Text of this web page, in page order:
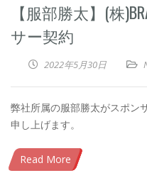
【服部勝太】(株
サー契約
2022年5月30日
弊社所属の服部勝太がスポン
申し上げます。
Read More